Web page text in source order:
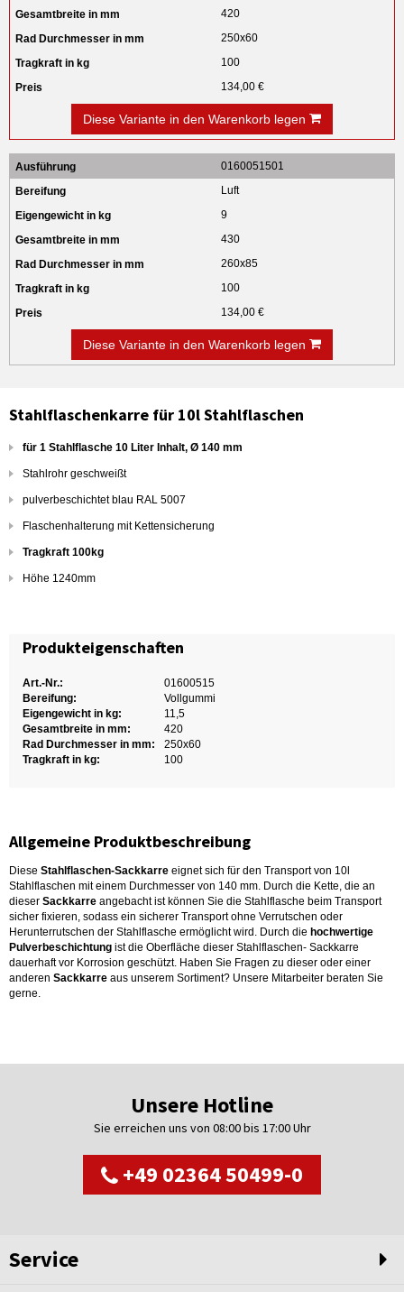
420
250x60
100
134,00 €
Diese Variante in den Warenkorb legen
0160051501
Luft
9
430
260x85
100
134,00 €
Diese Variante in den Warenkorb legen
Stahlflaschenkarre für 10l Stahlflaschen
für 1 Stahlflasche 10 Liter Inhalt, Ø 140 mm
Stahlrohr geschweißt
pulverbeschichtet blau RAL 5007
Flaschenhalterung mit Kettensicherung
Tragkraft 100kg
Höhe 1240mm
Produkteigenschaften
Art.-Nr.:
01600515
Bereifung:
Vollgummi
Eigengewicht in kg:
11,5
Gesamtbreite in mm:
420
Rad Durchmesser in mm:
250x60
Tragkraft in kg:
100
Allgemeine Produktbeschreibung
Diese Stahlflaschen-Sackkarre eignet sich für den Transport von 10l
Stahlflaschen mit einem Durchmesser von 140 mm. Durch die Kette, die an
dieser Sackkarre angebacht ist können Sie die Stahlflasche beim Transport
sicher fixieren, sodass ein sicherer Transport ohne Verrutschen oder
Herunterrutschen der Stahlflasche ermöglicht wird. Durch die hochwertige
Pulverbeschichtung ist die Oberfläche dieser Stahlflaschen- Sackkarre
dauerhaft vor Korrosion geschützt. Haben Sie Fragen zu dieser oder einer
anderen Sackkarre aus unserem Sortiment? Unsere Mitarbeiter beraten Sie
gerne.
Unsere Hotline
Sie erreichen uns von 08:00 bis 17:00 Uhr
+49 02364 50499-0
Service